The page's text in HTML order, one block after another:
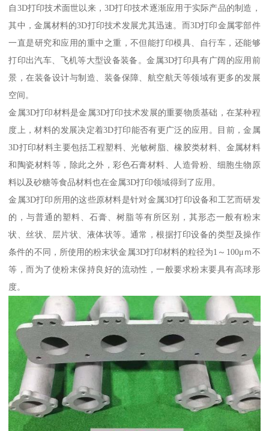
自3D打印技术面世以来，3D打印技术逐渐应用于实际产品的制造，
其中，金属材料的3D打印技术发展尤其迅速。而3D打印金属零部件
一直是研究和应用的重中之重，不但能打印模具、自行车，还能够
打印出汽车、飞机等大型设备装备。金属3D打印具有广阔的应用前
景，在装备设计与制造、装备保障、航空航天等领域有更多的发展
空间。
金属3D打印材料是金属3D打印技术发展的重要物质基础，在某种程
度上，材料的发展决定着3D打印能否有更广泛的应用。目前，金属
3D打印材料主要包括工程塑料、光敏树脂、橡胶类材料、金属材料
和陶瓷材料等，除此之外，彩色石膏材料、人造骨粉、细胞生物原
料以及砂糖等食品材料也在金属3D打印领域得到了应用。
金属3D打印所用的这些原材料是针对金属3D打印设备和工艺而研发
的，与普通的塑料、石膏、树脂等有所区别，其形态一般有粉末
状、丝状、层片状、液体状等。通常，根据打印设备的类型及操作
条件的不同，所使用的粉末状金属3D打印材料的粒径为1～100μｍ不
等，而为了使粉末保持良好的流动性，一般要求粉末要具有高球形
度。